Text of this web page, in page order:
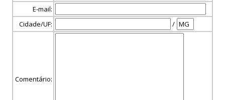
E-mail:
Cidade/UF:
/
Comentário: